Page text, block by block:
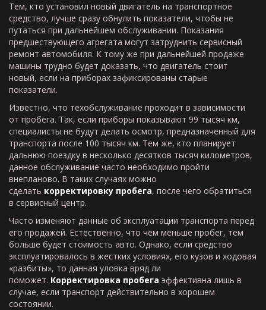
Тем, кто установил новый двигатель на транспортное
средство, лучше сразу обнулить показатели, чтобы не
путаться при дальнейшем обслуживании. Показания
предшествующего агрегата могут затруднить сервисный
ремонт автомобиля. К тому же при дальнейшей продаже
машины трудно будет доказать, что двигатель стоит
новый, если на приборах зафиксированы старые
показатели.
Известно, что техобслуживание проходит в зависимости
от пробега. Так, если приборы показывают 99 тысяч км,
специалисты не будут делать осмотр, предназначенный для
транспорта после 100 тысяч км. Тем же, кто планирует
дальнюю поездку в несколько десятков тысяч километров,
данное обслуживание часто необходимо пройти
внепланово. В таких случаях можно
сделать корректировку пробега, после чего обратиться
в сервисный центр.
Часто изменяют данные об эксплуатации транспорта перед
его продажей. Естественно, что чем меньше пробег, тем
больше будет стоимость авто. Однако, если средство
эксплуатировалось в жестких условиях, его кузов и ходовая
«разбиты», то данная уловка вряд ли
поможет. Корректировка пробега эффективна лишь в
случае, если транспорт действительно в хорошем
состоянии.